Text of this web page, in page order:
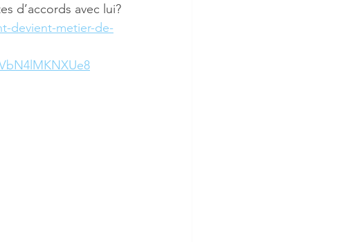
d’accords avec lui?
devient-metier-de-